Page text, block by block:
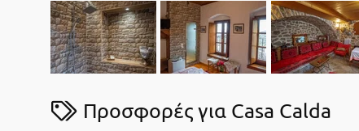
Προσφορές για Casa Calda